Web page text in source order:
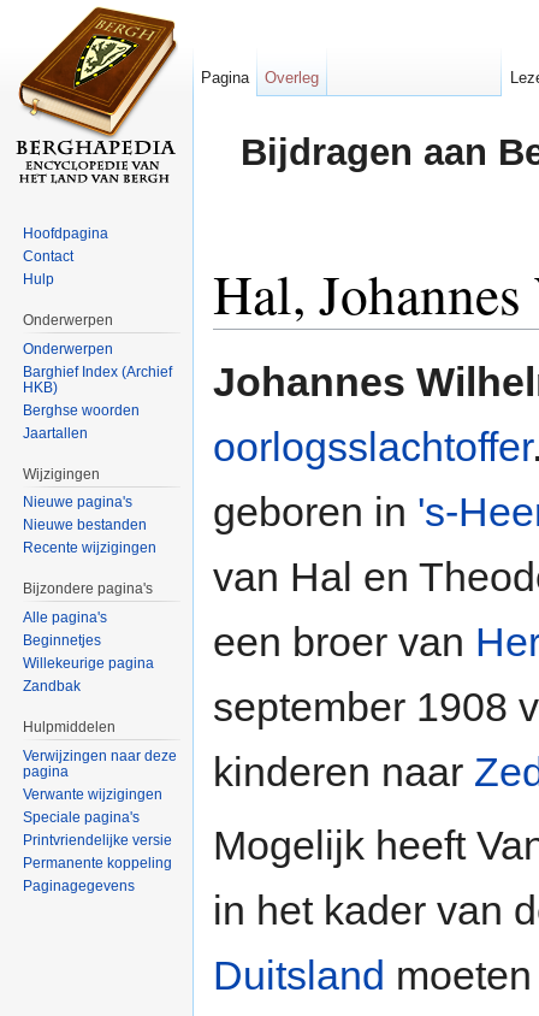
Bijdragen aan
Hal,
Johannes
oorlogsslachtoffer
geboren in 's-
van Hal en
een broer van
september 1908
kinderen naar
Mogelijk heeft
in het kader van
Duitsland
Pagina Overleg
Hoofdpagina
Contact
Hulp
Onderwerpen
Onderwerpen
Barghief Index (Archief
HKB)
Berghse woorden
Jaartallen
Wijzigingen
Nieuwe pagina's
Nieuwe bestanden
Recente wijzigingen
Bijzondere pagina's
Alle pagina's
Beginnetjes
Willekeurige pagina
Zandbak
Hulpmiddelen
Verwijzingen naar deze
pagina
Verwante wijzigingen
Speciale pagina's
Printvriendelijke versie
Permanente koppeling
Paginagegevens